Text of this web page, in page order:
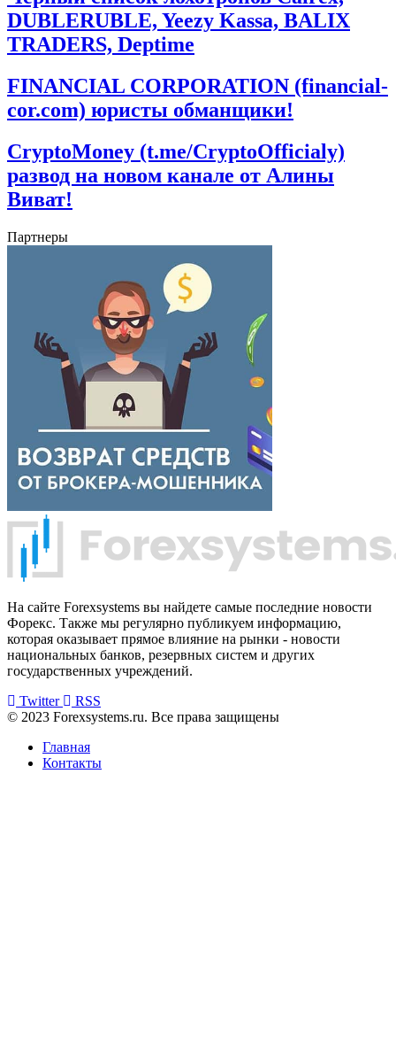
DUBLERUBLE, Yeezy Kassa, BALIX
TRADERS, Deptime
FINANCIAL CORPORATION (financial-
cor.com) юристы обманщики!
CryptoMoney (t.me/CryptoOfficialy)
развод на новом канале от Алины
Виват!
Партнеры
На сайте Forexsystems вы найдете самые последние новости
Форекс. Также мы регулярно публикуем информацию,
которая оказывает прямое влияние на рынки - новости
национальных банков, резервных систем и других
государственных учреждений.
Twitter
RSS
© 2023 Forexsystems.ru. Все права защищены
Главная
Контакты